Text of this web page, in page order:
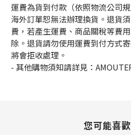
運費為貨到付款（依照物流公司規
海外訂單恕無法辦理換貨。退貨
費，若產生運費、商品關稅等費
除。退貨請勿使用運費到付方式
將會拒收處理。
- 其他購物須知請詳見：
您可能喜